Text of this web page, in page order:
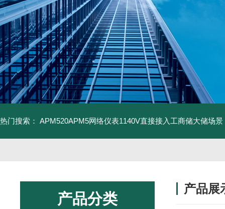
热门搜索： APM520APM5网络仪表1140V直接接入工商储大储场景
产品分类
产品展